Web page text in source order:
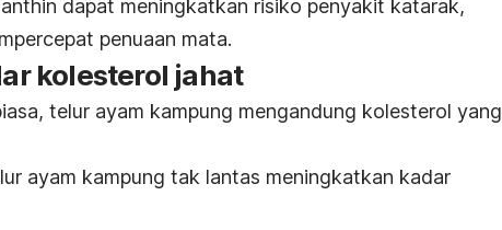
dapat meningkatkan risiko penyakit katarak,
penuaan mata.
kolesterol jahat
telur ayam kampung mengandung kolesterol yang
ayam kampung tak lantas meningkatkan kadar